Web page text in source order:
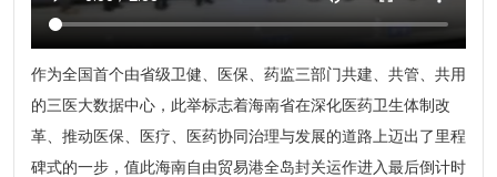
作为全国首个由省级卫健、医保、药监三部门共建、共管、共用
的三医大数据中心，此举标志着海南省在深化医药卫生体制改
革、推动医保、医疗、医药协同治理与发展的道路上迈出了里程
碑式的一步，值此海南自由贸易港全岛封关运作进入最后倒计时